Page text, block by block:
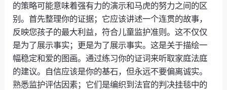
的策略可能意味着强有力的演示和马虎的努力之间的区
别。首先整理你的证据；它应该讲述一个连贯的故事，
反映您孩子的最大利益，符合儿童监护准则。这不仅仅
是为了展示事实；更是为了展示事实。这是关于描绘一
幅稳定和爱的图画。通过练习你的证词来听取家庭法庭
的建议。自信应该是你的基石，但永远不要偏离诚实。
熟悉监护评估因素；它们是编织到法官的判决挂毯中的